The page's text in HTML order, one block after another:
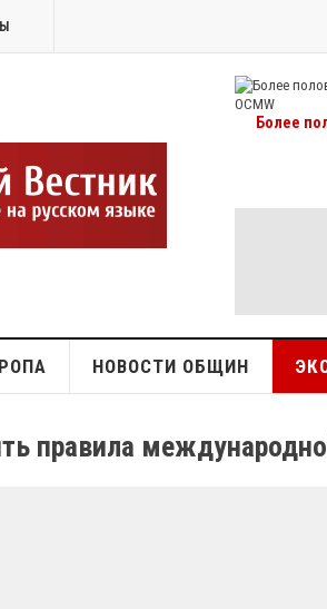
Более
НОВОСТИ ОБЩИН
правила